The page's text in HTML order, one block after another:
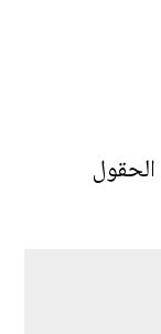
الحقول